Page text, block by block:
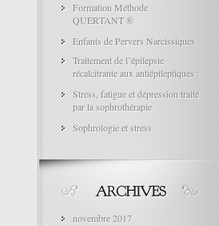
Formation Méthode
QUERTANT ®
Enfants de Pervers Narcissiques
Traitement de l’épilepsie
récalcitrante aux antiépileptiques :
Stress, fatigue et dépression traité
par la sophrothérapie
Sophrologie et stress
novembre 2017